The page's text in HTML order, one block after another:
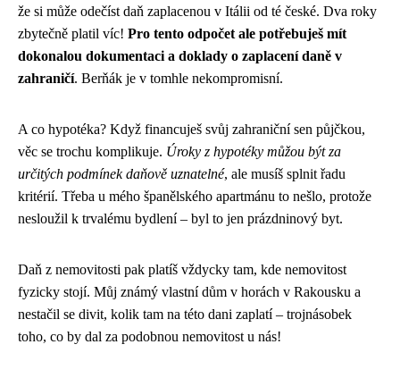
že si může odečíst daň zaplacenou v Itálii od té české. Dva roky
zbytečně platil víc! Pro tento odpočet ale potřebuješ mít
dokonalou dokumentaci a doklady o zaplacení daně v
zahraničí. Berňák je v tomhle nekompromisní.
A co hypotéka? Když financuješ svůj zahraniční sen půjčkou,
věc se trochu komplikuje. Úroky z hypotéky můžou být za
určitých podmínek daňově uznatelné, ale musíš splnit řadu
kritérií. Třeba u mého španělského apartmánu to nešlo, protože
nesloužil k trvalému bydlení – byl to jen prázdninový byt.
Daň z nemovitosti pak platíš vždycky tam, kde nemovitost
fyzicky stojí. Můj známý vlastní dům v horách v Rakousku a
nestačil se divit, kolik tam na této dani zaplatí – trojnásobek
toho, co by dal za podobnou nemovitost u nás!